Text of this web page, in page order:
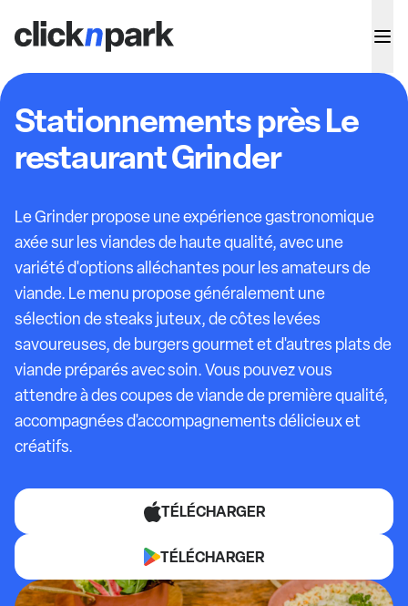
Stationnements près Le
restaurant Grinder
Le Grinder propose une expérience gastronomique
axée sur les viandes de haute qualité, avec une
variété d'options alléchantes pour les amateurs de
viande. Le menu propose généralement une
sélection de steaks juteux, de côtes levées
savoureuses, de burgers gourmet et d'autres plats de
viande préparés avec soin. Vous pouvez vous
attendre à des coupes de viande de première qualité,
accompagnées d'accompagnements délicieux et
créatifs.
TÉLÉCHARGER
TÉLÉCHARGER